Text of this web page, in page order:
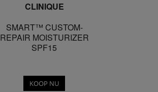
CLINIQUE
SMART™ CUSTOM-
REPAIR MOISTURIZER
SPF15
KOOP NU